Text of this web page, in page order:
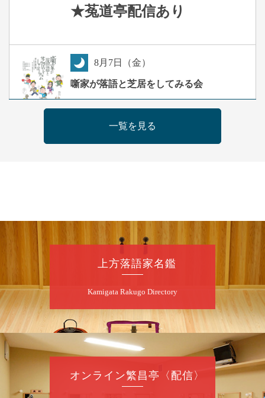
★菟道亭配信あり
8月 7日（金）
噺家が落語と芝居をしてみる会
桂米之助／桂団治郎／桂弥太郎／桂米舞／是
開演：午後6時30分（6時開場）全席指定
前売3,500円 当日4,000円
日（土）
第2回 智之介・力造 二人会
笑福亭智之介「昭和任侠伝」「天王寺詣り」
／桂力造「桃太郎」「本膳」／桂二豆「開口
一番」
開演：午前10時（9時30分
開場 ）
前売2,000円 当日 2,500円
お問合せ：智之介・力造 二人会事務局 090-
一覧を見る
上方落語家名鑑
Kamigata Rakugo Directory
オンライン繁昌亭〈配信〉